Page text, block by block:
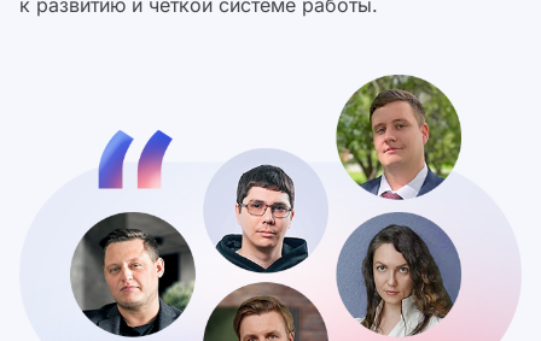
к развитию и четкой системе работы.